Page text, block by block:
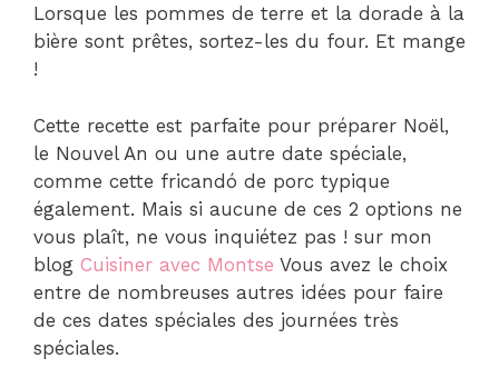
Lorsque les pommes de terre et la dorade à la
bière sont prêtes, sortez-les du four. Et mange
!
Cette recette est parfaite pour préparer Noël,
le Nouvel An ou une autre date spéciale,
comme cette fricandó de porc typique
également. Mais si aucune de ces 2 options ne
vous plaît, ne vous inquiétez pas ! sur mon
blog Cuisiner avec Montse Vous avez le choix
entre de nombreuses autres idées pour faire
de ces dates spéciales des journées très
spéciales.